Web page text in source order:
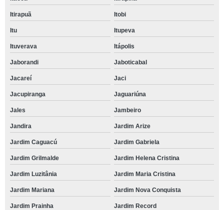
Itirapuã Itobi
Itu Itupeva
Ituverava Itápolis
Jaborandi Jaboticabal
Jacareí Jaci
Jacupiranga Jaguariúna
Jales Jambeiro
Jandira Jardim Arize
Jardim Caguacú Jardim Gabriela
Jardim Grilmalde Jardim Helena Cristina
Jardim Luzitânia Jardim Maria Cristina
Jardim Mariana Jardim Nova Conquista
Jardim Prainha Jardim Record